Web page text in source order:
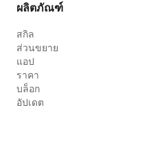
ผลิตภัณฑ์
สกิล
ส่วนขยาย
แอป
ราคา
บล็อก
อัปเดต